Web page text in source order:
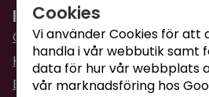
Cookies
Vi använder Cookies för att
handla i vår webbutik samt
data för hur vår webbplats
vår marknadsföring hos
Information
Om Supercat
Kattguiden
Butiken i Umeå